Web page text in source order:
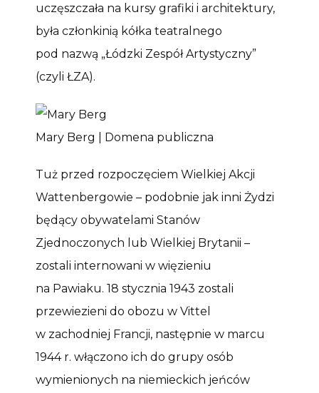
uczęszczała na kursy grafiki i architektury,
była członkinią kółka teatralnego
pod nazwą „Łódzki Zespół Artystyczny”
(czyli ŁZA).
Mary Berg | Domena publiczna
Tuż przed rozpoczęciem Wielkiej Akcji
Wattenbergowie – podobnie jak inni Żydzi
będący obywatelami Stanów
Zjednoczonych lub Wielkiej Brytanii –
zostali internowani w więzieniu
na Pawiaku. 18 stycznia 1943 zostali
przewiezieni do obozu w Vittel
w zachodniej Francji, następnie w marcu
1944 r. włączono ich do grupy osób
wymienionych na niemieckich jeńców